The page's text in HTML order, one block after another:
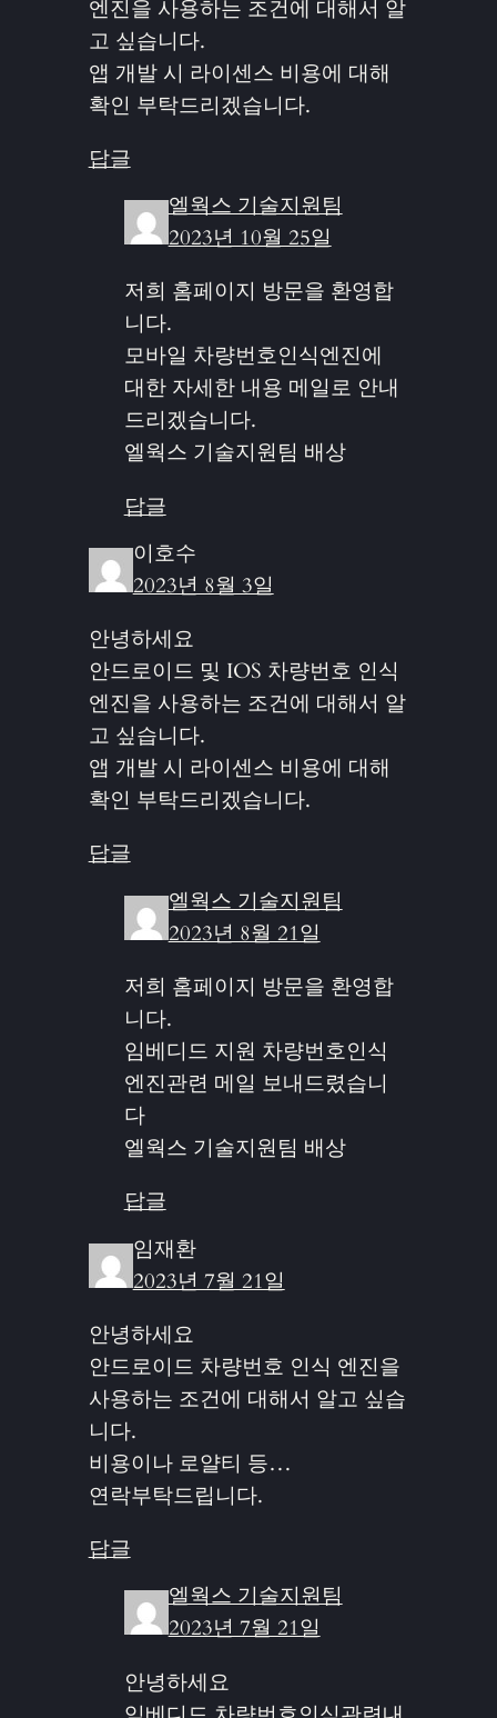
엔진을 사용하는 조건에 대해서 알
고 싶습니다.
앱 개발 시 라이센스 비용에 대해
확인 부탁드리겠습니다.
답글
엘웍스 기술지원팀
2023년 10월 25일
저희 홈페이지 방문을 환영합
니다.
모바일 차량번호인식엔진에
대한 자세한 내용 메일로 안내
드리겠습니다.
엘웍스 기술지원팀 배상
답글
이호수
2023년 8월 3일
안녕하세요
안드로이드 및 IOS 차량번호 인식
엔진을 사용하는 조건에 대해서 알
고 싶습니다.
앱 개발 시 라이센스 비용에 대해
확인 부탁드리겠습니다.
답글
엘웍스 기술지원팀
2023년 8월 21일
저희 홈페이지 방문을 환영합
니다.
임베디드 지원 차량번호인식
엔진관련 메일 보내드렸습니
다
엘웍스 기술지원팀 배상
답글
임재환
2023년 7월 21일
안녕하세요
안드로이드 차량번호 인식 엔진을
사용하는 조건에 대해서 알고 싶습
니다.
비용이나 로얄티 등…
연락부탁드립니다.
답글
엘웍스 기술지원팀
2023년 7월 21일
안녕하세요